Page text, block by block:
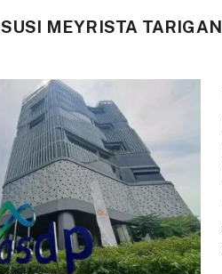
SUSI MEYRISTA TARIGAN